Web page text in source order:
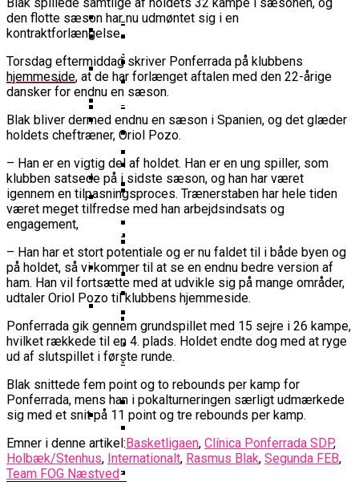
Møder FC Barcelona I Minicopa Endesa´s
Semifinale
Bakken Bears-Stjerne Skifter Til
Bundesligaen
Bakken Bears Sender Stjernespiller
Til NBA Summer League
Dansk Landstræner Efter Misset
EM-Slutrunde: “Vi Har Lagt
Noget Af Stien For Fremtiden”
FIBA Giver Danmark Den
Dårligste Karakter For Skuffende
EuroBasket-Kvalifikation
Her Er Den Georgiske Og Finske
Trup, Danmark Skal Møde I
Nominerede Til Grundspillets
Bedste Unge Spiller
Vildt Comeback Og
Trepointsrekord: Bakken Bears
Knækkede Porto Efter Dobbelt
Overtidsdrama
Bakken Bears Skuffer Igen I
Europa Og Nærmer Sig Tidligt
Exit
Bakken Bears Åbner FIBA Europe
Cup Med Smalt Nederlag
16-Årige Noah Nørgaard Slutter
Som Topscorer Til Youth
Dansk Tenerife-Talent Med Ny
Brandkamp I Youth Champions
League
En God Start På Youth
Champions League: “Vores Mål
Er At Vinde Turneringen”
Dansk Tenerife-Stortalent
Champions League
Bakken Bears Skuffede Og
EuroCup
EuroLeague Udvider Til 20 Hold:
Træder Ind På Europas Største
Mere Europæisk Topbasket
Spansk EuroCup-Klub
ALBA Berlin Siger Farvel Til
EuroLeague – Skifter Til
Basketball Champions League
Danske Tobias Jensen Fik
Spilletid I Testkamp Mod
Emilie Hesseldal Stopper På
Landsholdet
Torsdag Jagter Noah Nørgaard
Sensation Mod Mægtige Real Madrid I
Spansk U18-Kvartfinale
Wembanyamas EM-Deltagelse I Fare:
Der Er Mange Usikkerheder Lige Nu
Danmarks Kvindelandshold Skal Have
Ny Landstræner
Årige Udtaget Til Bruttotruppen
Mod Georgien
VM 2023 All-Second Team
Offentliggjort
VM’s All Star-Hold Offentliggjort
Tyskland Er Verdensmester For
Første Gang
Canada Vinder VM-Bronze Efter
Vanvittigt Overtidsdrama Mod
USA
Olympiske Lege
Morten Stig Jensen Om OL 2024:
“Vi Kan Forvente Os En Af De
Nogensinde”
To Tidligere Basketliga-Spillere
Udtaget Til Sydsudansk OL-
Breaking: Team USA Samler
Superstjernerne Til OL 2024
Basketball-OL 2024: Se
Grupperne Og Sæt Krydser I Din
Kalender
Ungdomspokalfinalerne: Her Er Alle
Vinderne
Ekstra Bladet Har Købt Rettighederne
Til Basketligaen
BørneBasketFonden Sender
Spændende U15-Trup Til Jr. NBA
Europe Tournament Til Sommer
Fra Drøm Til Virkelighed: Vejen
Basketball Klub Rykker Op I
Basketligaen
Medlemstal I Dansk Basket Boomer:
Fremgang For 12. År I Træk
Klumme
Morten Stig
den flotte sæson har nu udmøntet sig i en
kontraktforlængelse.
Torsdag eftermiddag skriver Ponferrada på klubbens
hjemmeside, at de har forlænget aftalen med den 22-årige
dansker for endnu en sæson.
Blak bliver dermed endnu en sæson i Spanien, og det glæder
holdets cheftræner, Oriol Pozo.
– Han er en vigtig del af holdet. Han er en ung spiller, som
klubben satsede på i sidste sæson, og han har været
igennem en tilpasningsproces. Trænerstaben har hele tiden
været meget tilfredse med han arbejdsindsats og
engagement,
– Han har et stort potentiale og er nu faldet til i både byen og
på holdet, så vi kommer til at se en endnu bedre version af
ham. Han vil fortsætte med at udvikle sig på mange områder,
udtaler Oriol Pozo til klubbens hjemmeside.
Ponferrada gik gennem grundspillet med 15 sejre i 26 kampe,
hvilket rækkede til en 4. plads. Holdet endte dog med at ryge
ud af slutspillet i første runde.
Blak snittede fem point og to rebounds per kamp for
Ponferrada, mens han i pokalturneringen særligt udmærkede
sig med et snit på 11 point og tre rebounds per kamp.
Emner i denne artikel:Basketligaen, Clínica Ponferrada SDP,
Holbæk/Stenhus, Internationalt, Rasmus Blak, Segunda FEB,
Team FOG Næstved